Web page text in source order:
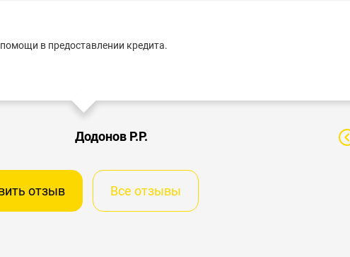
в предоставлении кредита.
Додонов Р.Р.
отзыв Все отзывы